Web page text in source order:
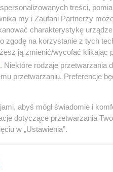
będzie teren i
treści,
my i Zaufani Partnerzy
charakterystykę
zgodę na korzystanie z tych
ją zmienić/wycofać
. Niektóre rodzaje przetwarzania
przetwarzaniu. Preferencje
abyś mógł świadomie i
dotyczące przetwarzania
w „Ustawienia”.